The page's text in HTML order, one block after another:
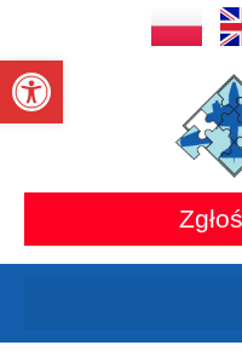
Otwórz pasek narzędzi